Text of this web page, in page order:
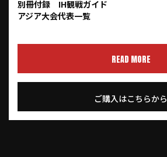
別冊付録 IH観戦ガイド
アジア大会代表一覧
READ MORE
ご購入はこちらから